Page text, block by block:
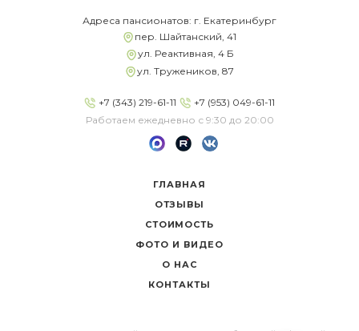
Адреса пансионатов: г. Екатеринбург
пер. Шайтанский, 41
ул. Реактивная, 4 Б
ул. Тружеников, 87
+7 (343) 219-61-11
+7 (953) 049-61-11
Работаем ежедневно с 9:30 до 20:00
ГЛАВНАЯ
ОТЗЫВЫ
СТОИМОСТЬ
ФОТО И ВИДЕО
О НАС
КОНТАКТЫ